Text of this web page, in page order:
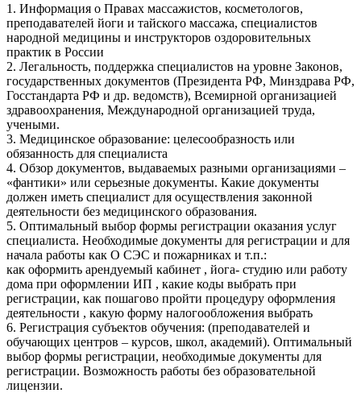
1. Информация о Правах массажистов, косметологов,
преподавателей йоги и тайского массажа, специалистов
народной медицины и инструкторов оздоровительных
практик в России
2. Легальность, поддержка специалистов на уровне Законов,
государственных документов (Президента РФ, Минздрава РФ,
Госстандарта РФ и др. ведомств), Всемирной организацией
здравоохранения, Международной организацией труда,
учеными.
3. Медицинское образование: целесообразность или
обязанность для специалиста
4. Обзор документов, выдаваемых разными организациями –
«фантики» или серьезные документы. Какие документы
должен иметь специалист для осуществления законной
деятельности без медицинского образования.
5. Оптимальный выбор формы регистрации оказания услуг
специалиста. Необходимые документы для регистрации и для
начала работы как О СЭС и пожарниках и т.п.:
как оформить арендуемый кабинет , йога- студию или работу
дома при оформлении ИП , какие коды выбрать при
регистрации, как пошагово пройти процедуру оформления
деятельности , какую форму налогообложения выбрать
6. Регистрация субъектов обучения: (преподавателей и
обучающих центров – курсов, школ, академий). Оптимальный
выбор формы регистрации, необходимые документы для
регистрации. Возможность работы без образовательной
лицензии.